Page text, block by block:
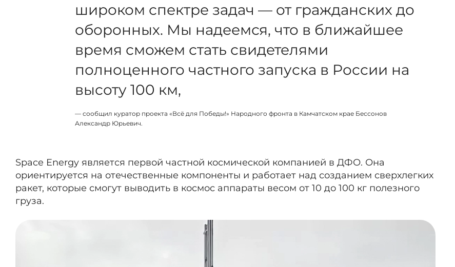
широком спектре задач — от гражданских до
оборонных. Мы надеемся, что в ближайшее
время сможем стать свидетелями
полноценного частного запуска в России на
высоту 100 км,
— сообщил куратор проекта «Всё для Победы!» Народного фронта в Камчатском крае Бессонов
Александр Юрьевич.
Space Energy является первой частной космической компанией в ДФО. Она
ориентируется на отечественные компоненты и работает над созданием сверхлегких
ракет, которые смогут выводить в космос аппараты весом от 10 до 100 кг полезного
груза.